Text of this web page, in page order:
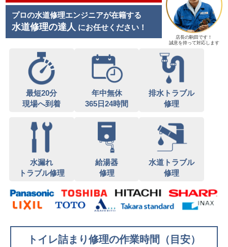
プロの水道修理エンジニアが在籍する
水道修理の達人 にお任せください！
店長の駒田です！
誠意を持って対応します
最短20分
現場へ到着
年中無休
365日24時間
排水トラブル
修理
水漏れ
トラブル修理
給湯器
修理
水道トラブル
修理
トイレ詰まり修理の作業時間（目安）